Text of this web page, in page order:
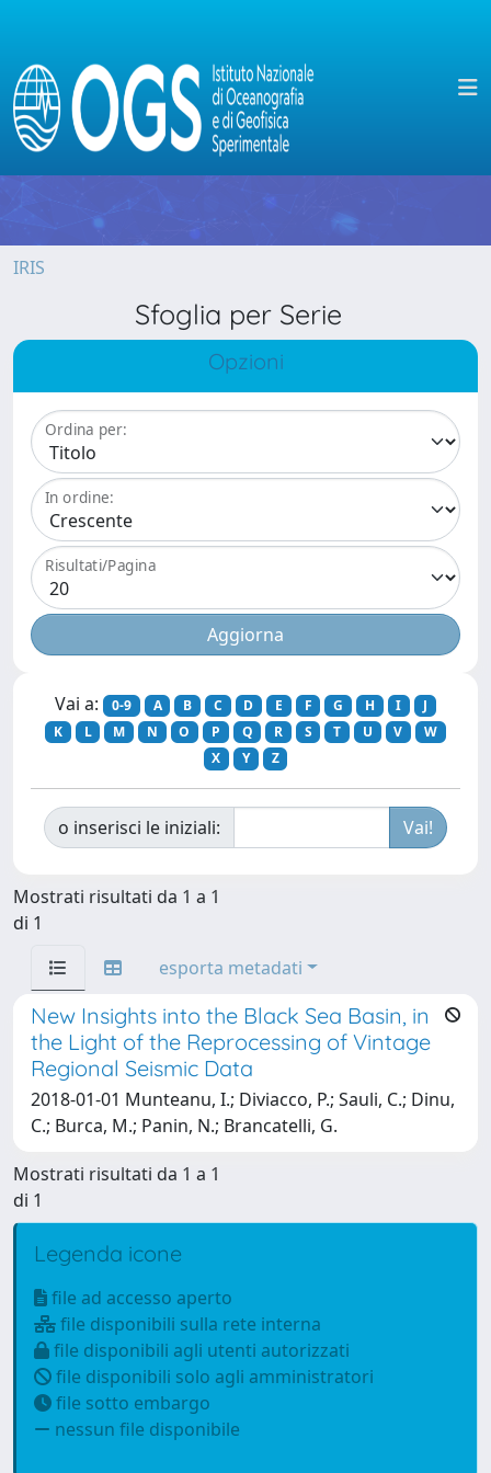
IRIS
Sfoglia per Serie
Opzioni
Ordina per:
In ordine:
Risultati/Pagina
Vai a: 0-9 A B C D E F G H I
J
K
L M N O P Q R S T U V
W
X
Y Z
o inserisci le iniziali:
Mostrati risultati da 1 a 1
di 1
esporta metadati
New Insights into the Black Sea Basin, in
the Light of the Reprocessing of Vintage
Regional Seismic Data
2018-01-01 Munteanu, I.; Diviacco, P.; Sauli, C.; Dinu,
C.; Burca, M.; Panin, N.; Brancatelli, G.
Mostrati risultati da 1 a 1
di 1
Legenda icone
file ad accesso aperto
file disponibili sulla rete interna
file disponibili agli utenti autorizzati
file disponibili solo agli amministratori
file sotto embargo
nessun file disponibile